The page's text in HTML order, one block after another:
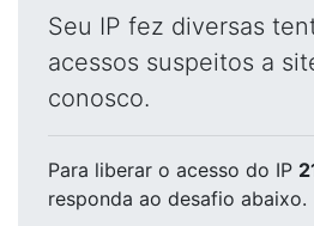
Seu IP fez diversas
acessos suspeitos a
conosco.
Para liberar o acesso do IP
responda ao desafio abaixo.